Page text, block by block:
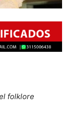
folklore